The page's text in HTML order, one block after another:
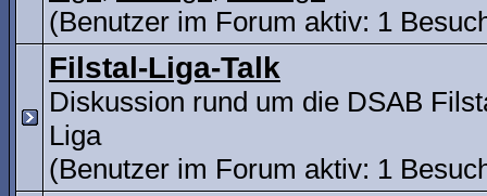
(Benutzer im Forum aktiv: 1
Filstal-Liga-Talk
Diskussion rund um die DSAB
Liga
(Benutzer im Forum aktiv: 1